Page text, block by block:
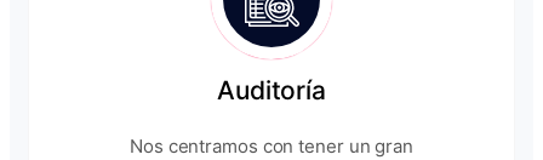
Auditoría
Nos centramos con tener un gran